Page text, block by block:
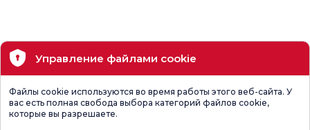
Управление файлами cookie
Файлы cookie используются во время работы этого веб-сайта. У
вас есть полная свобода выбора категорий файлов cookie,
которые вы разрешаете.